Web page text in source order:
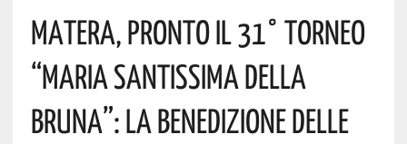
Matera, Pronto Il 31° Torneo
“Maria Santissima Della
Bruna”: La Benedizione Delle